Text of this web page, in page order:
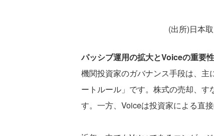
(出所)日本
パッシブ運用の拡大とVoiceの重要
機関投資家のガバナンス手段は、
ートルール」です。株式の売却、
す。一方、Voiceは投資家による直